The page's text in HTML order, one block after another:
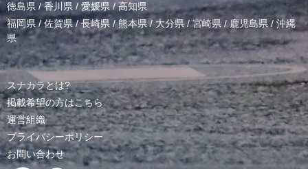
徳島県 /香川県 / 愛媛県/高知県
福岡県/佐賀県/長崎県 /熊本県/ 大分県/宮崎県 /鹿児島県 / 沖縄
県
スナカラとは?
掲載希望の方はこちら
運営組織
プライバシーポリシー
お問い合わせ